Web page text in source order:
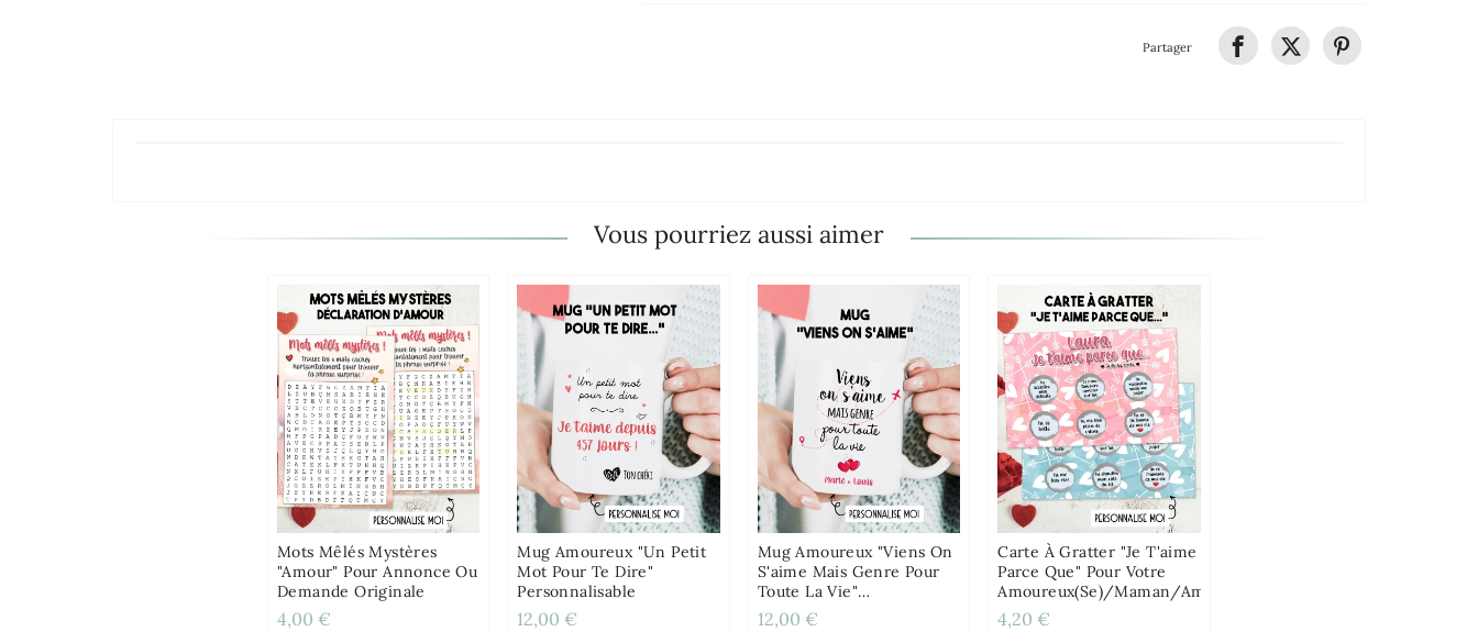
Partager
Vous pourriez aussi aimer
Mots Mêlés Mystères
"amour" Pour Annonce Ou
Demande Originale
4,00 €
Mug Amoureux "Un Petit
Mot Pour Te Dire"
Personnalisable
12,00 €
Mug Amoureux "Viens On
S'aime Mais Genre Pour
Toute La Vie"
Personnalisable
12,00 €
Carte À Gratter "Je T'aime
Parce Que" Pour Votre
Amoureux(se)/maman/ami(e)
4,20 €